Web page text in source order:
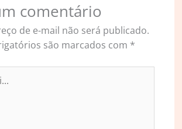
comentário
de e-mail não será publicado.
são marcados com *